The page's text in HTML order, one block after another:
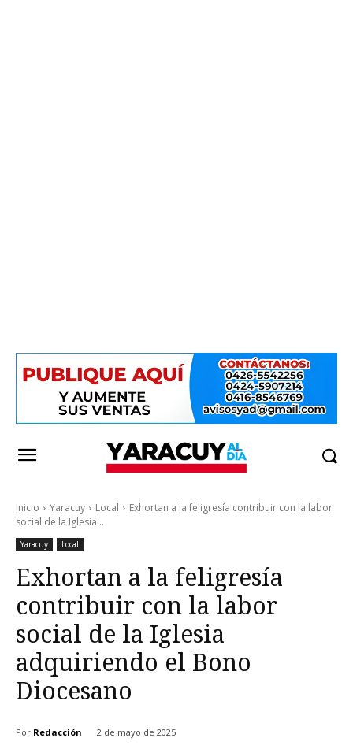
Inicio Yaracuy Local
Exhortan a la feligresía contribuir con la labor
social de la Iglesia...
Yaracuy Local
Exhortan a la feligresía
contribuir con la labor
social de la Iglesia
adquiriendo el Bono
Diocesano
Por Redacción 2 de mayo de 2025